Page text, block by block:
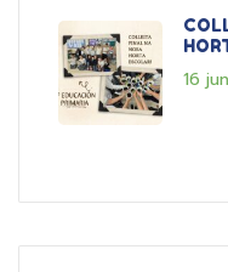
16